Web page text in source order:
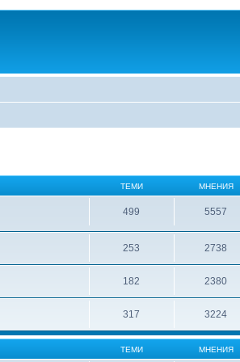
ТЕМИ МНЕНИЯ
499 5557
253 2738
182 2380
317 3224
ТЕМИ МНЕНИЯ